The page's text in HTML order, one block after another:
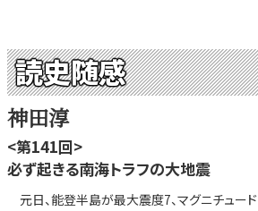
読史随感
神田淳
<第141回>
必ず起きる南海トラフの大地震
元日、能登半島が最大震度7、マグニチュー